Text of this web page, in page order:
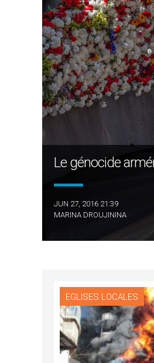
Le génocide
JUN 27, 2016 21:39
MARINA DROUJININA
EGLISES LOCALES